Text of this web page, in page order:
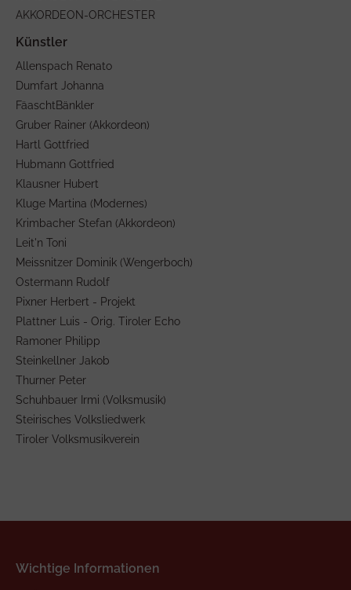
AKKORDEON-ORCHESTER
Allenspach Renato
Dumfart Johanna
FäaschtBänkler
Gruber Rainer (Akkordeon)
Hartl Gottfried
Hubmann Gottfried
Klausner Hubert
Kluge Martina (Modernes)
Krimbacher Stefan (Akkordeon)
Leit'n Toni
Meissnitzer Dominik (Wengerboch)
Ostermann Rudolf
Pixner Herbert - Projekt
Plattner Luis - Orig. Tiroler Echo
Ramoner Philipp
Steinkellner Jakob
Thurner Peter
Schuhbauer Irmi (Volksmusik)
Steirisches Volksliedwerk
Tiroler Volksmusikverein
Wichtige Informationen